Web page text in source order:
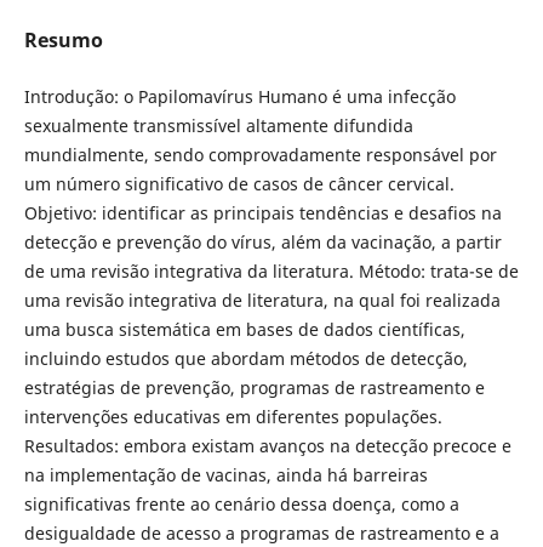
Resumo
Introdução: o Papilomavírus Humano é uma infecção
sexualmente transmissível altamente difundida
mundialmente, sendo comprovadamente responsável por
um número significativo de casos de câncer cervical.
Objetivo: identificar as principais tendências e desafios na
detecção e prevenção do vírus, além da vacinação, a partir
de uma revisão integrativa da literatura. Método: trata-se de
uma revisão integrativa de literatura, na qual foi realizada
uma busca sistemática em bases de dados científicas,
incluindo estudos que abordam métodos de detecção,
estratégias de prevenção, programas de rastreamento e
intervenções educativas em diferentes populações.
Resultados: embora existam avanços na detecção precoce e
na implementação de vacinas, ainda há barreiras
significativas frente ao cenário dessa doença, como a
desigualdade de acesso a programas de rastreamento e a